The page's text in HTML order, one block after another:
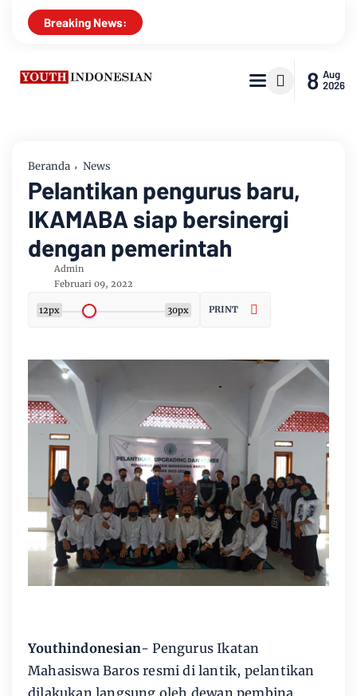
Breaking News:
8 Aug
2026
Beranda News
Pelantikan pengurus baru,
IKAMABA siap bersinergi
dengan pemerintah
Admin
Februari 09, 2022
12px 30px PRINT
Youthindonesian- Pengurus Ikatan
Mahasiswa Baros resmi di lantik, pelantikan
dilakukan langsung oleh dewan pembina